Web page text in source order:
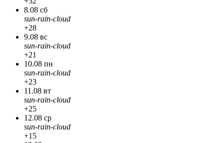
8.08 сб
sun-rain-cloud
+28
9.08 вс
sun-rain-cloud
+21
10.08 пн
sun-rain-cloud
+23
11.08 вт
sun-rain-cloud
+25
12.08 ср
sun-rain-cloud
+15